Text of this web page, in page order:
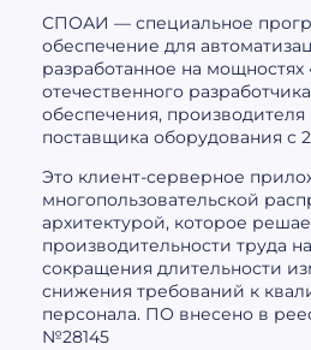
СПОАИ — специальное
обеспечение для
разработанное на
отечественного
обеспечения,
поставщика оборудования с
Это клиент-серверное
многопользовательской
архитектурой, которое
производительности труда
сокращения длительности
снижения требований к
персонала. ПО внесено в
№28145